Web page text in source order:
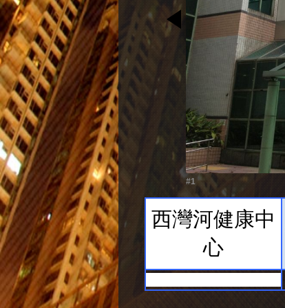
#1
西灣河健康中
心